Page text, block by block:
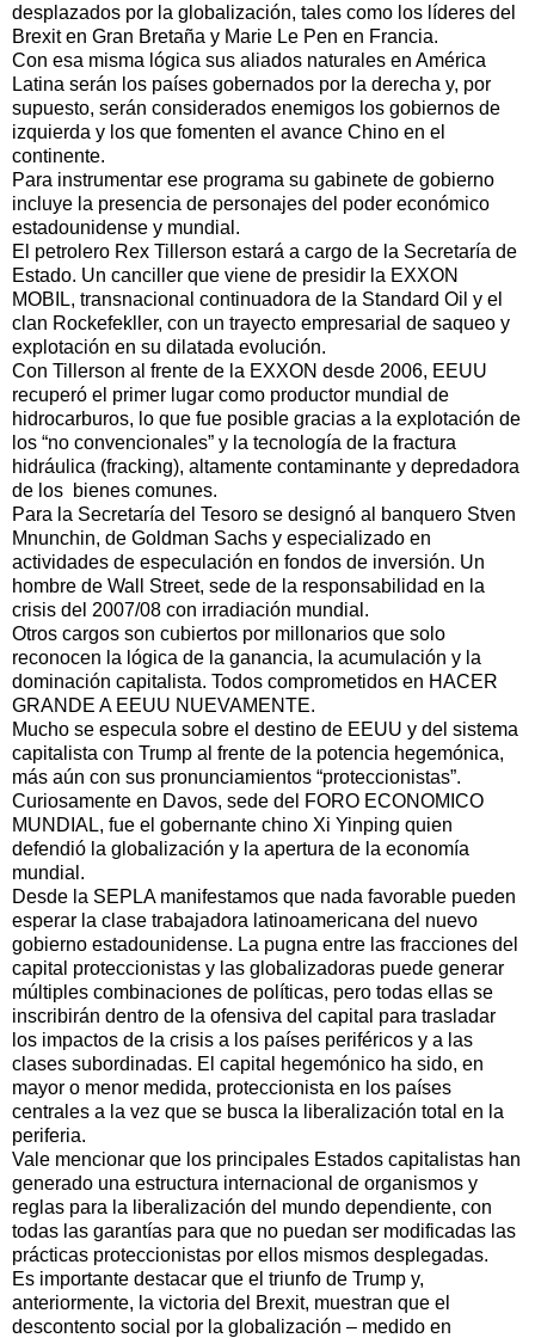
desplazados por la globalización, tales como los líderes del
Brexit en Gran Bretaña y Marie Le Pen en Francia.
Con esa misma lógica sus aliados naturales en América
Latina serán los países gobernados por la derecha y, por
supuesto, serán considerados enemigos los gobiernos de
izquierda y los que fomenten el avance Chino en el
continente.
Para instrumentar ese programa su gabinete de gobierno
incluye la presencia de personajes del poder económico
estadounidense y mundial.
El petrolero Rex Tillerson estará a cargo de la Secretaría de
Estado. Un canciller que viene de presidir la EXXON
MOBIL, transnacional continuadora de la Standard Oil y el
clan Rockefekller, con un trayecto empresarial de saqueo y
explotación en su dilatada evolución.
Con Tillerson al frente de la EXXON desde 2006, EEUU
recuperó el primer lugar como productor mundial de
hidrocarburos, lo que fue posible gracias a la explotación de
los “no convencionales” y la tecnología de la fractura
hidráulica (fracking), altamente contaminante y depredadora
de los bienes comunes.
Para la Secretaría del Tesoro se designó al banquero Stven
Mnunchin, de Goldman Sachs y especializado en
actividades de especulación en fondos de inversión. Un
hombre de Wall Street, sede de la responsabilidad en la
crisis del 2007/08 con irradiación mundial.
Otros cargos son cubiertos por millonarios que solo
reconocen la lógica de la ganancia, la acumulación y la
dominación capitalista. Todos comprometidos en HACER
GRANDE A EEUU NUEVAMENTE.
Mucho se especula sobre el destino de EEUU y del sistema
capitalista con Trump al frente de la potencia hegemónica,
más aún con sus pronunciamientos “proteccionistas”.
Curiosamente en Davos, sede del FORO ECONOMICO
MUNDIAL, fue el gobernante chino Xi Yinping quien
defendió la globalización y la apertura de la economía
mundial.
Desde la SEPLA manifestamos que nada favorable pueden
esperar la clase trabajadora latinoamericana del nuevo
gobierno estadounidense. La pugna entre las fracciones del
capital proteccionistas y las globalizadoras puede generar
múltiples combinaciones de políticas, pero todas ellas se
inscribirán dentro de la ofensiva del capital para trasladar
los impactos de la crisis a los países periféricos y a las
clases subordinadas. El capital hegemónico ha sido, en
mayor o menor medida, proteccionista en los países
centrales a la vez que se busca la liberalización total en la
periferia.
Vale mencionar que los principales Estados capitalistas han
generado una estructura internacional de organismos y
reglas para la liberalización del mundo dependiente, con
todas las garantías para que no puedan ser modificadas las
prácticas proteccionistas por ellos mismos desplegadas.
Es importante destacar que el triunfo de Trump y,
anteriormente, la victoria del Brexit, muestran que el
descontento social por la globalización – medido en